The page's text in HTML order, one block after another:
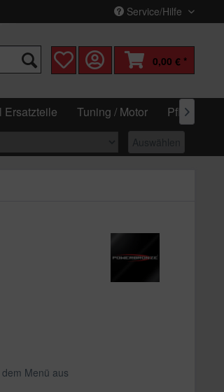
Service/Hilfe
0,00 € *
Ersatzteile Tuning / Motor Pflege &

Auswählen
dem Menü aus